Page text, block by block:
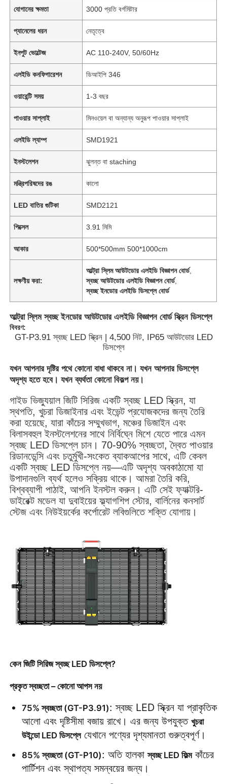
বাড়ি
ভিডিও
ভিআর শো
আমাদের সম্পর্কে
মান নিয়ন্ত্রণ
আমাদের সাথে যোগাযোগ করুন
যোগানের ক্ষমতা 3000 প্রতি বর্গমিটার
প্যানেলের ধরন নেতৃত্বে
ইনপুট ভোল্টেজ AC 110-240V, 50/60Hz
এলইডি কনফিগারেশন ডিআইপি 346
ওয়ারেন্টি সময় 1-3 বছর
পাওয়ার সাপ্লাই মিনওয়েল বা অন্যান্য অনুরূপ পাওয়ার সাপ্লাই
এলইডি ল্যাম্প SMD1921
ইনস্টলেশন ঝুলন্ত বা staching
মন্ত্রিপরিষদের রঙ কালো
LED বাতির গুটিকা SMD2121
পিক্সেল 3.91 মিমি
আকার 500*500mm 500*1000cm
লক্ষণীয় করা:
আল্ট্রা স্লিম আউটডোর এলইডি বিজ্ঞাপন বোর্ড,
স্বচ্ছ আউটডোর এলইডি বিজ্ঞাপন বোর্ড,
স্বচ্ছ ইনডোর এলইডি ডিসপ্লে বোর্ড
আল্ট্রা স্লিম স্বচ্ছ ইনডোর আউটডোর এলইডি বিজ্ঞাপন বোর্ড স্ক্রিন ডিসপ্লে
বিবরণ:
GT-P3.91 স্বচ্ছ LED স্ক্রিন | 4,500 নিট, IP65 আউটডোর LED
ডিসপ্লে
যখন আপনার দৃষ্টির পথে কোনো বাধা থাকবে না। যখন আপনার ডিসপ্লে
অদৃশ্য হতে হবে। যখন ব্যর্থতা কোনো বিকল্প নয়।
গাইড ভিজ্যুয়াল জিটি সিরিজ একটি স্বচ্ছ LED স্ক্রিন, যা
স্থপতি, খুচরা ডিজাইনার এবং ইভেন্ট প্রযোজকদের জন্য তৈরি
করা হয়েছে, যারা কাঁচের সম্মুখভাগ, মঞ্চের ডিজাইন এবং
বিলাসবহুল ইনস্টলেশনের সাথে নির্বিঘ্নে মিশে যেতে পারে এমন
স্বচ্ছ LED ডিসপ্লে চান। 70-90% স্বচ্ছতা, দ্বৈত পাওয়ার
রিডানডেন্সি এবং চতুর্মুখী-সংকেত ব্যাকআপের সাথে, এটি কেবল
একটি স্বচ্ছ LED ডিসপ্লে নয়—এটি অদৃশ্য অবকাঠামো যা
উপাদানগুলি ব্যর্থ হলেও সক্রিয় থাকে। আমরা তৈরি করি,
বিশ্বব্যাপী পাঠাই, আপনি ইনস্টল করুন। এটি সেই ফ্যাক্টরি-
ডাইরেক্ট মডেল যা দুবাইয়ের ফ্ল্যাগশিপ স্টোর, বার্লিনের কনসার্ট
স্টেজ এবং নিউইয়র্কের কর্পোরেট লবিগুলিতে শক্তি যোগায়।
কেন জিটি সিরিজ স্বচ্ছ LED ডিসপ্লে?
প্রকৃত স্বচ্ছতা – কোনো আপস নয়
75% স্বচ্ছতা (GT-P3.91): স্বচ্ছ LED স্ক্রিন যা প্রাকৃতিক
আলো এবং দৃষ্টিসীমা বজায় রাখে। এর জন্য উপযুক্ত খুচরা
উইন্ডো LED ডিসপ্লে যেখানে পণ্যের দৃশ্যমানতা গুরুত্বপূর্ণ।
85% স্বচ্ছতা (GT-P10): অতি হালকা স্বচ্ছ LED ফিল্ম কাঁচের
পার্টিশন এবং স্থাপত্য সমন্বয়ের জন্য।